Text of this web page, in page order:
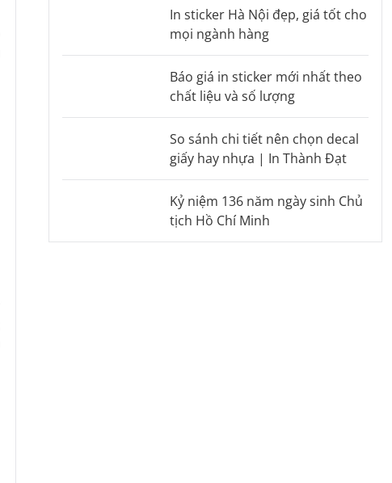
In sticker Hà Nội đẹp, giá tốt cho
mọi ngành hàng
Báo giá in sticker mới nhất theo
chất liệu và số lượng
So sánh chi tiết nên chọn decal
giấy hay nhựa | In Thành Đạt
Kỷ niệm 136 năm ngày sinh Chủ
tịch Hồ Chí Minh